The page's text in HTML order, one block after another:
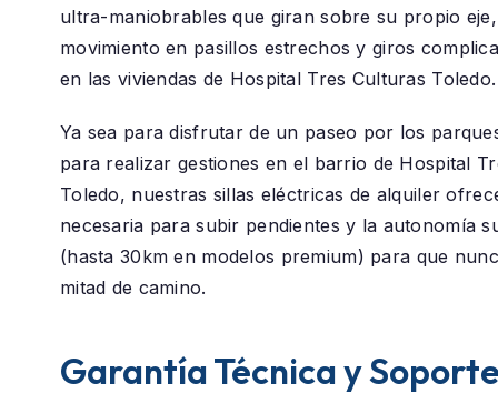
ultra-maniobrables que giran sobre su propio
movimiento en pasillos estrechos y giros
en las viviendas de Hospital Tres Culturas Toledo.
Ya sea para disfrutar de un paseo por los
para realizar gestiones en el barrio de Hospital
Toledo, nuestras sillas eléctricas de alquiler
necesaria para subir pendientes y la autonomía
(hasta 30km en modelos premium) para que
mitad de camino.
Garantía Técnica y